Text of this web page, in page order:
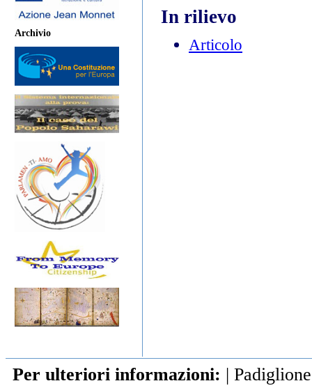
Archivio
In rilievo
Articolo
Per ulteriori informazioni: |